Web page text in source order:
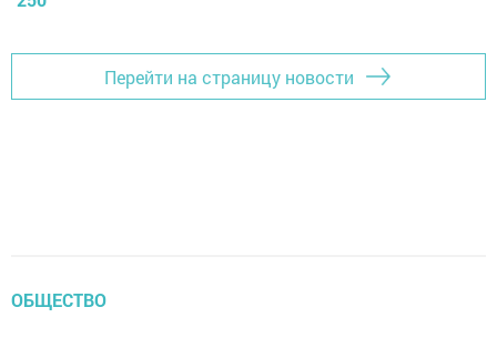
Перейти на страницу новости
ОБЩЕСТВО